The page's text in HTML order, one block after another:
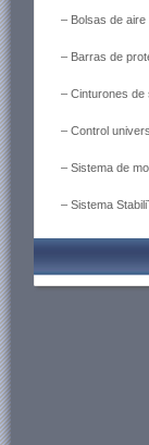
– Bolsas de aire
– Barras de
– Cinturones de
– Control
– Sistema de
– Sistema